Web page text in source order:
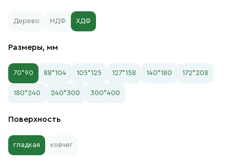
Дерево МДФ ХДФ
Размеры, мм
70*90 88*104 105*125 127*158 140*180 172*208
180*240 240*300 300*400
Поверхность
гладкая ковчег